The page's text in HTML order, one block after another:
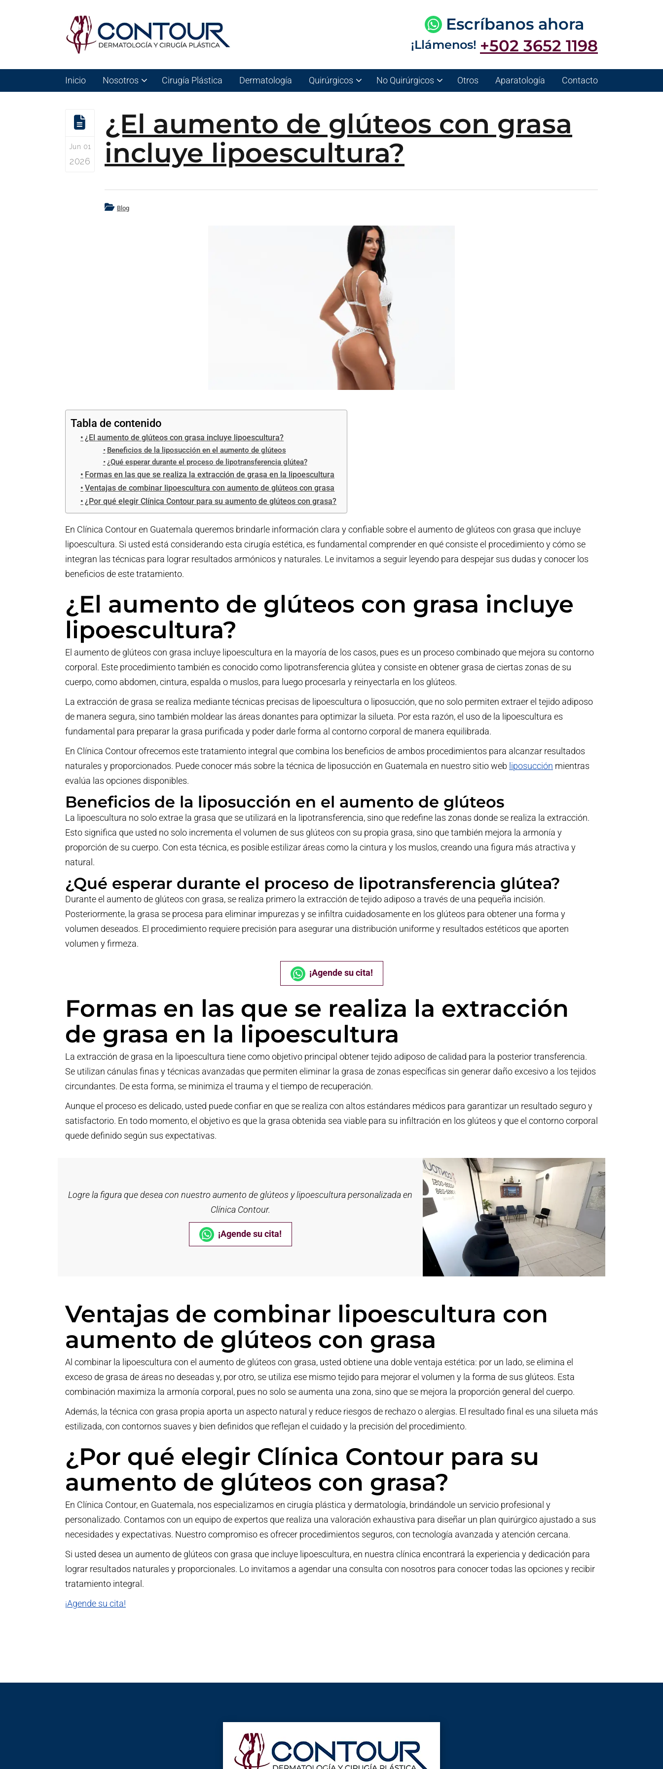
Escríbanos ahora
¡Llámenos! +502 3652 1198
Inicio Nosotros Cirugía Plástica Dermatología Quirúrgicos No Quirúrgicos Otros Aparatología Contacto
Jun 01
2026
¿El aumento de glúteos con grasa
incluye lipoescultura?
Blog
Tabla de contenido
¿El aumento de glúteos con grasa incluye lipoescultura?
Beneficios de la liposucción en el aumento de glúteos
¿Qué esperar durante el proceso de lipotransferencia glútea?
Formas en las que se realiza la extracción de grasa en la lipoescultura
Ventajas de combinar lipoescultura con aumento de glúteos con grasa
¿Por qué elegir Clínica Contour para su aumento de glúteos con grasa?
En Clínica Contour en Guatemala queremos brindarle información clara y confiable sobre el aumento de glúteos con grasa que incluye
lipoescultura. Si usted está considerando esta cirugía estética, es fundamental comprender en qué consiste el procedimiento y cómo se
integran las técnicas para lograr resultados armónicos y naturales. Le invitamos a seguir leyendo para despejar sus dudas y conocer los
beneficios de este tratamiento.
¿El aumento de glúteos con grasa incluye
lipoescultura?
El aumento de glúteos con grasa incluye lipoescultura en la mayoría de los casos, pues es un proceso combinado que mejora su contorno
corporal. Este procedimiento también es conocido como lipotransferencia glútea y consiste en obtener grasa de ciertas zonas de su
cuerpo, como abdomen, cintura, espalda o muslos, para luego procesarla y reinyectarla en los glúteos.
La extracción de grasa se realiza mediante técnicas precisas de lipoescultura o liposucción, que no solo permiten extraer el tejido adiposo
de manera segura, sino también moldear las áreas donantes para optimizar la silueta. Por esta razón, el uso de la lipoescultura es
fundamental para preparar la grasa purificada y poder darle forma al contorno corporal de manera equilibrada.
En Clínica Contour ofrecemos este tratamiento integral que combina los beneficios de ambos procedimientos para alcanzar resultados
naturales y proporcionados. Puede conocer más sobre la técnica de liposucción en Guatemala en nuestro sitio web liposucción mientras
evalúa las opciones disponibles.
Beneficios de la liposucción en el aumento de glúteos
La lipoescultura no solo extrae la grasa que se utilizará en la lipotransferencia, sino que redefine las zonas donde se realiza la extracción.
Esto significa que usted no solo incrementa el volumen de sus glúteos con su propia grasa, sino que también mejora la armonía y
proporción de su cuerpo. Con esta técnica, es posible estilizar áreas como la cintura y los muslos, creando una figura más atractiva y
natural.
¿Qué esperar durante el proceso de lipotransferencia glútea?
Durante el aumento de glúteos con grasa, se realiza primero la extracción de tejido adiposo a través de una pequeña incisión.
Posteriormente, la grasa se procesa para eliminar impurezas y se infiltra cuidadosamente en los glúteos para obtener una forma y
volumen deseados. El procedimiento requiere precisión para asegurar una distribución uniforme y resultados estéticos que aporten
volumen y firmeza.
¡Agende su cita!
Formas en las que se realiza la extracción
de grasa en la lipoescultura
La extracción de grasa en la lipoescultura tiene como objetivo principal obtener tejido adiposo de calidad para la posterior transferencia.
Se utilizan cánulas finas y técnicas avanzadas que permiten eliminar la grasa de zonas específicas sin generar daño excesivo a los tejidos
circundantes. De esta forma, se minimiza el trauma y el tiempo de recuperación.
Aunque el proceso es delicado, usted puede confiar en que se realiza con altos estándares médicos para garantizar un resultado seguro y
satisfactorio. En todo momento, el objetivo es que la grasa obtenida sea viable para su infiltración en los glúteos y que el contorno corporal
quede definido según sus expectativas.
Logre la figura que desea con nuestro aumento de glúteos y lipoescultura personalizada en
Clínica Contour.
¡Agende su cita!
Ventajas de combinar lipoescultura con
aumento de glúteos con grasa
Al combinar la lipoescultura con el aumento de glúteos con grasa, usted obtiene una doble ventaja estética: por un lado, se elimina el
exceso de grasa de áreas no deseadas y, por otro, se utiliza ese mismo tejido para mejorar el volumen y la forma de sus glúteos. Esta
combinación maximiza la armonía corporal, pues no solo se aumenta una zona, sino que se mejora la proporción general del cuerpo.
Además, la técnica con grasa propia aporta un aspecto natural y reduce riesgos de rechazo o alergias. El resultado final es una silueta más
estilizada, con contornos suaves y bien definidos que reflejan el cuidado y la precisión del procedimiento.
¿Por qué elegir Clínica Contour para su
aumento de glúteos con grasa?
En Clínica Contour, en Guatemala, nos especializamos en cirugía plástica y dermatología, brindándole un servicio profesional y
personalizado. Contamos con un equipo de expertos que realiza una valoración exhaustiva para diseñar un plan quirúrgico ajustado a sus
necesidades y expectativas. Nuestro compromiso es ofrecer procedimientos seguros, con tecnología avanzada y atención cercana.
Si usted desea un aumento de glúteos con grasa que incluye lipoescultura, en nuestra clínica encontrará la experiencia y dedicación para
lograr resultados naturales y proporcionales. Lo invitamos a agendar una consulta con nosotros para conocer todas las opciones y recibir
tratamiento integral.
¡Agende su cita!